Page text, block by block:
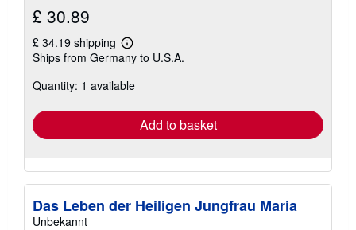
£ 30.89
£ 34.19 shipping
Learn
more
shipping
Ships from Germany to U.S.A.
Quantity: 1 available
Add to basket
Das Leben der Heiligen Jungfrau Maria
Unbekannt